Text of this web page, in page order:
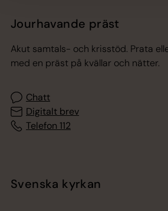
Jourhavande präst
Akut samtals- och krisstöd. Prata
med en präst på kvällar och nätter.
Chatt
Digitalt brev
Telefon 112
Svenska kyrkan